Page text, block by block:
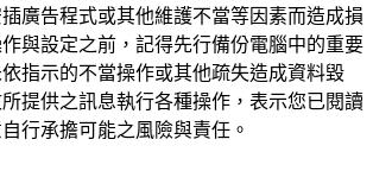
廣告程式或其他維護不當等因素而造成損
與設定之前，記得先行備份電腦中的重要
指示的不當操作或其他疏失造成資料毀
提供之訊息執行各種操作，表示您已閱讀
行承擔可能之風險與責任。